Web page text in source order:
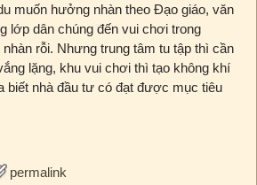
muốn hưởng nhàn theo Đạo giáo, văn
lớp dân chúng đến vui chơi trong
rỗi. Nhưng trung tâm tu tập thì cần
lặng, khu vui chơi thì tạo không khí
biết nhà đầu tư có đạt được mục tiêu
permalink